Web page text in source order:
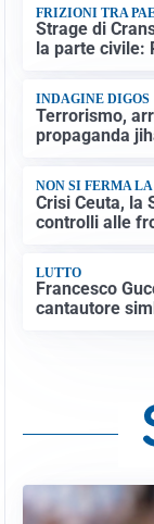
FRIZIONI TRA
Strage di
la parte civile:
INDAGINE DIGOS
Terrorismo,
propaganda
NON SI FERMA
Crisi Ceuta, la
controlli alle
LUTTO
Francesco
cantautore